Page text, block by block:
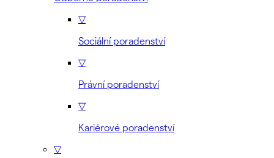
▽
Sociální poradenství
▽
Právní poradenství
▽
Kariérové poradenství
▽